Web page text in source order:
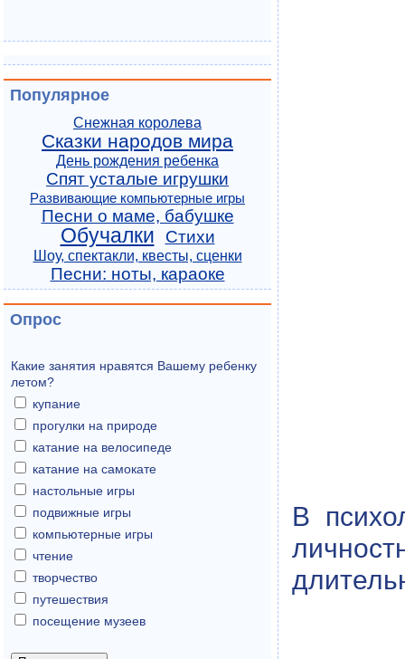
В
Популярное
Снежная королева
Сказки народов мира
День рождения ребенка
Спят усталые игрушки
Развивающие компьютерные игры
Песни о маме, бабушке
Обучалки Стихи
Шоу, спектакли, квесты, сценки
Песни: ноты, караоке
Опрос
Какие занятия нравятся Вашему ребенку
летом?
купание
прогулки на природе
катание на велосипеде
катание на самокате
настольные игры
подвижные игры
компьютерные игры
чтение
творчество
путешествия
посещение музеев